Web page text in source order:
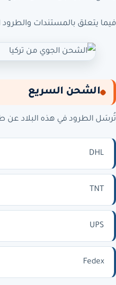
فيما يتعلق بالمستندات والطرود الصغيرة التي تزن أقل من 100
الشحن السريع
تُرسَل الطرود في هذه البلاد